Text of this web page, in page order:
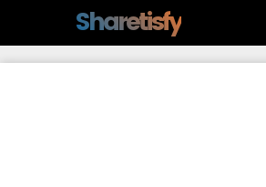
Sharetisfy